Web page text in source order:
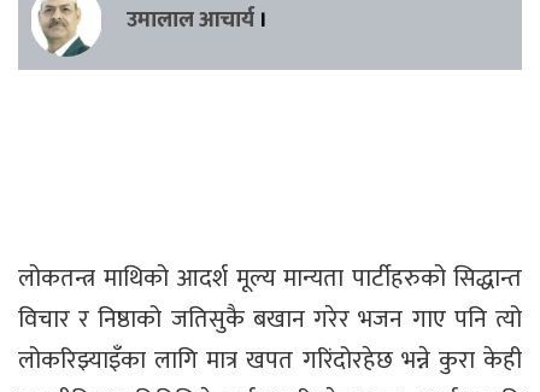
उमालाल आचार्य ।
लोकतन्त्र माथिको आदर्श मूल्य मान्यता पार्टीहरुको सिद्धान्त
विचार र निष्ठाको जतिसुकै बखान गरेर भजन गाए पनि त्यो
लोकरिझ्याइँका लागि मात्र खपत गरिंदोरहेछ भन्ने कुरा केही